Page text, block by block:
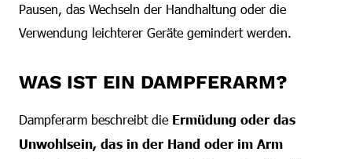
Pausen, das Wechseln der Handhaltung oder die
Verwendung leichterer Geräte gemindert werden.
WAS IST EIN DAMPFERARM?
Dampferarm beschreibt die Ermüdung oder das
Unwohlsein, das in der Hand oder im Arm